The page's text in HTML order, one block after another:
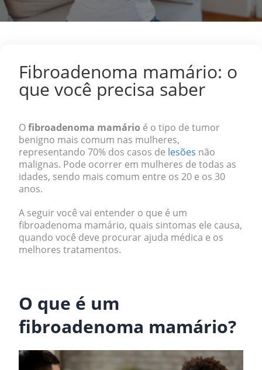
Fibroadenoma mamário: o
que você precisa saber
Ofibroadenoma mamário é o tipo de tumor
benigno mais comum nas mulheres,
representando 70% dos casos de lesões não
malignas. Pode ocorrer em mulheres de todas as
idades, sendo mais comum entre os 20 e os 30
anos.
A seguir você vai entender o que é um
fibroadenoma mamário, quais sintomas ele causa,
quando você deve procurar ajuda médica e os
melhores tratamentos.
O que é um
fibroadenoma mamário?